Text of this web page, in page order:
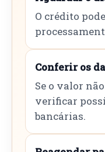
O crédito
Conferir os
Se o valor
verificar
bancárias.